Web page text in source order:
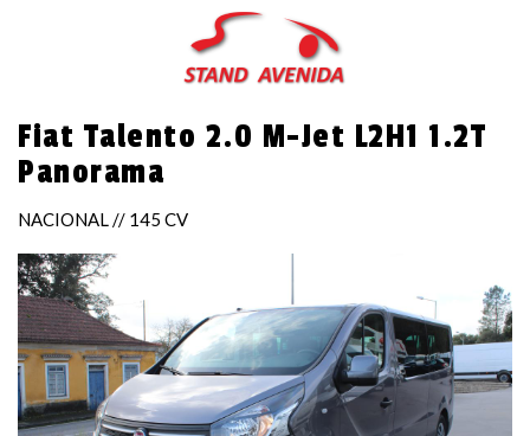
Skip
main
Fiat Talento 2.0 M-Jet L2H1 1.2T
Panorama
NACIONAL // 145 CV